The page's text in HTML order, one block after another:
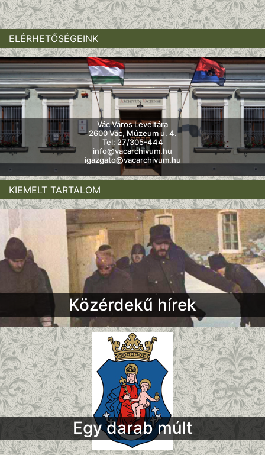
ELÉRHETŐSÉGEINK
Vác Város Levéltára
2600 Vác, Múzeum u. 4.
Tel: 27/305-444
info@vacarchivum.hu
igazgato@vacarchivum.hu
KIEMELT TARTALOM
Közérdekű hírek
Egy darab múlt